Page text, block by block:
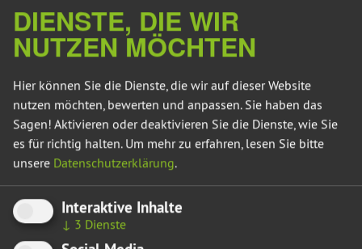
gefordert sind, sich nicht nur von der AfD abzugrenzen,
sondern echte Lösungen für die drängenden
Herausforderungen der Zeit zu bieten. „Klimakrise,
Zukunftsthemen! Doch die Konservativen verstecken ihre
Konzeptlosigkeit hinter endlosen Migrationsdebatten.“
Wir mahnen: Das größte Sicherheitsrisiko ist die Klimakrise.
Die Energiewende ist die Lösung und eine Chance für
Sachsen-Anhalt. Sie fordern von der Landesregierung
entschlossenes Handeln. „Der massive Ausbau erneuerbarer
Energien ist der Schlüssel für eine starke Wirtschaft.
DIENSTE, DIE WIR
NUTZEN MÖCHTEN
Hier können Sie die Dienste, die wir auf dieser Website
nutzen möchten, bewerten und anpassen. Sie haben das
Sagen! Aktivieren oder deaktivieren Sie die Dienste, wie Sie
es für richtig halten. Um mehr zu erfahren, lesen Sie bitte
unsere Datenschutzerklärung.
Interaktive Inhalte
↓ 3 Dienste